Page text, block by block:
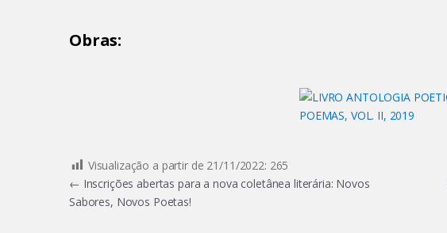
Obras:
Visualização a partir de 21/11/2022: 265
Navegação
de
← Inscrições abertas para a nova coletânea literária: Novos
Sabores, Novos Poetas!